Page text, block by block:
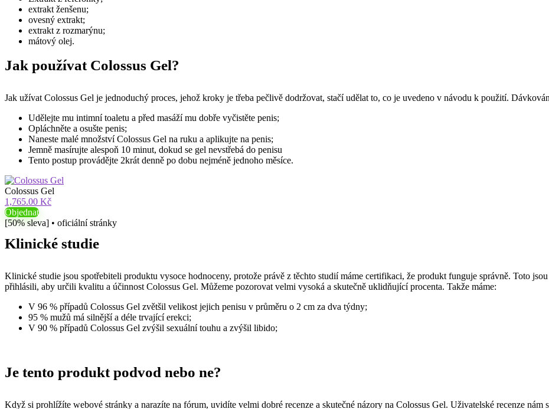
extrakt ženšenu;
ovesný extrakt;
extrakt z rozmarýnu;
mátový olej.
Jak používat Colossus Gel?
Jak užívat Colossus Gel je jednoduchý proces, jehož kroky je třeba pečlivě dodržovat, stačí udělat to, co je uvedeno v návodu k použití.
Udělejte mu intimní toaletu a před masáží mu dobře vyčistěte penis;
Opláchněte a osušte penis;
Naneste malé množství Colossus Gel na ruku a aplikujte na penis;
Jemně masírujte alespoň 10 minut, dokud se gel nevstřebá do penisu
Tento postup provádějte 2krát denně po dobu nejméně jednoho měsíce.
Colossus Gel
1,765.00 Kč
Objednat
[50% sleva] • oficiální stránky
Klinické studie
Klinické studie jsou spotřebiteli produktu vysoce hodnoceny, protože právě z těchto studií máme certifikaci, že produkt funguje správně. Toto
přihlásili, aby určili kvalitu a účinnost Colossus Gel. Můžeme pozorovat velmi vysoká a skutečně uklidňující procenta. Takže máme:
V 96 % případů Colossus Gel zvětšil velikost jejich penisu v průměru o 2 cm za dva týdny;
95 % mužů má silnější a déle trvající erekci;
V 90 % případů Colossus Gel zvýšil sexuální touhu a zvýšil libido;
Je tento produkt podvod nebo ne?
Když si prohlížíte webové stránky a narazíte na fórum, uvidíte velmi dobré recenze a skutečné názory na Colossus Gel. Uživatelské recenze nám